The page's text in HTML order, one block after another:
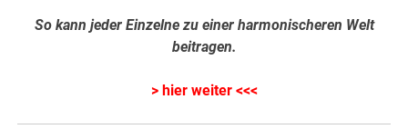
So kann jeder Einzelne zu einer harmonischeren Welt
beitragen.
> hier weiter <<<